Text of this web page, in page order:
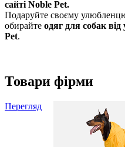
сайті Noble Pet.
Подаруйте своєму
обирайте одяг для собак
Pet.
Товари фірми
Перегляд